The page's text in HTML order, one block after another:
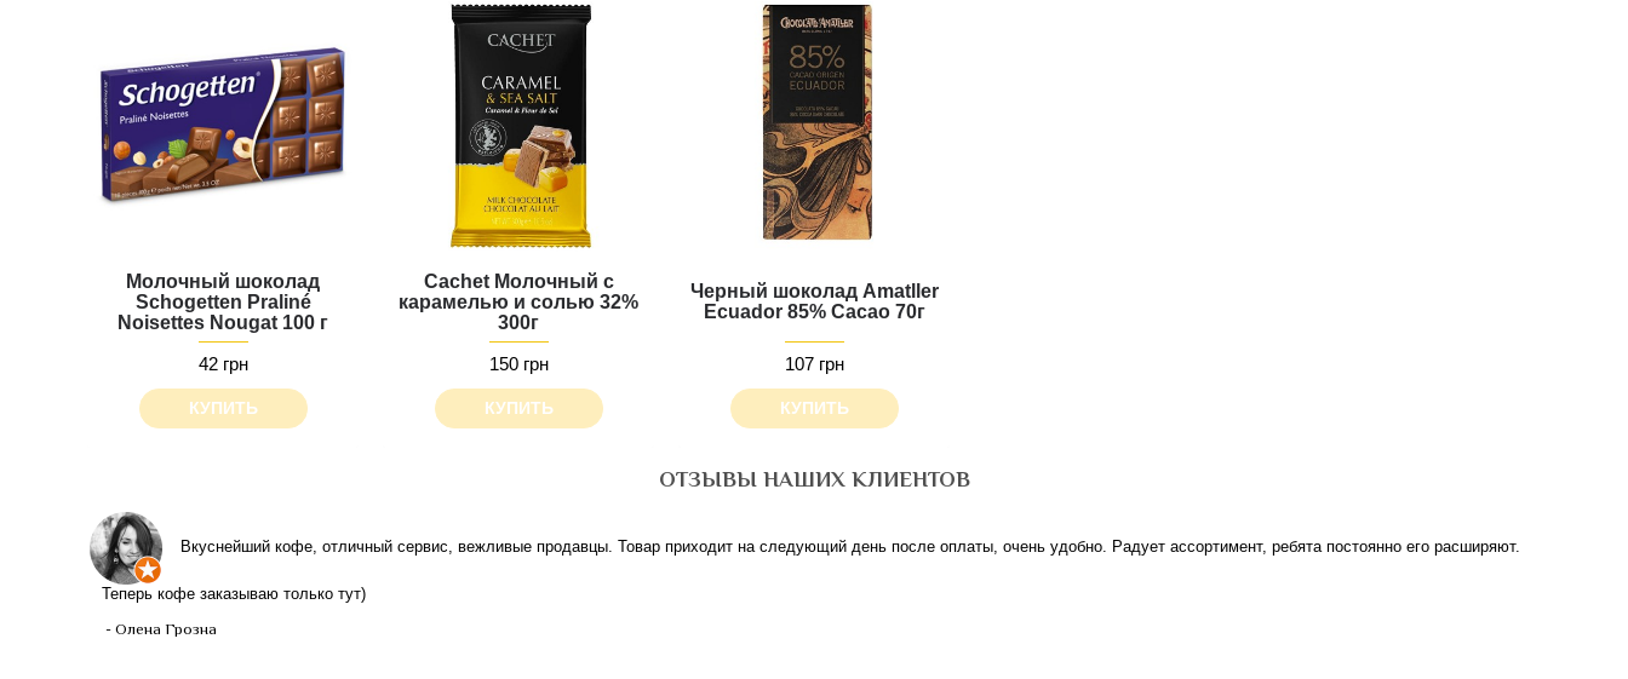
Молочный шоколад
Schogetten Praliné
Noisettes Nougat 100 г
42 грн
КУПИТЬ
Cachet Молочный с
карамелью и солью 32%
300г
150 грн
КУПИТЬ
Черный шоколад Amatller
Ecuador 85% Cacao 70г
107 грн
КУПИТЬ
ОТЗЫВЫ НАШИХ КЛИЕНТОВ
Вкуснейший кофе, отличный сервис, вежливые продавцы. Товар приходит на следующий день после оплаты, очень удобно. Радует ассортимент, ребята постоянно его расширяют.
Теперь кофе заказываю только тут)
- Олена Грозна